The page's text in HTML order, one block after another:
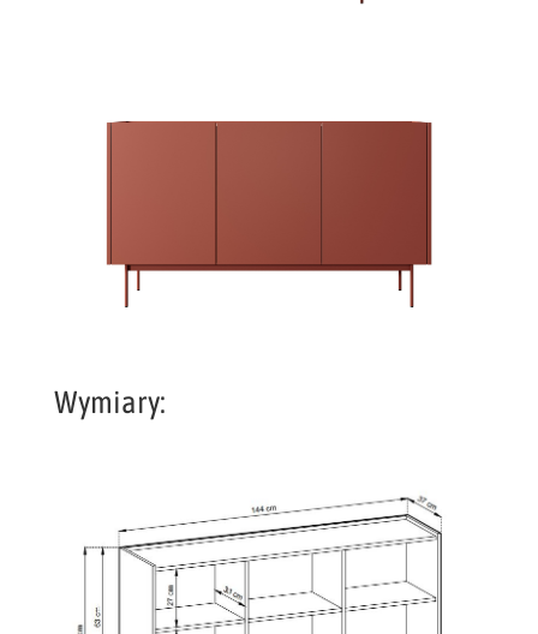
Wymiary: